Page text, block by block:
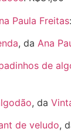
Paula Freitas
, da Ana
de
, da
de veludo,